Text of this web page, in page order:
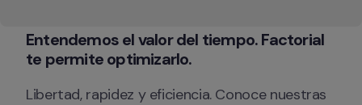
Entendemos el valor del tiempo. Factorial
te permite optimizarlo.
Libertad, rapidez y eficiencia. Conoce nuestras